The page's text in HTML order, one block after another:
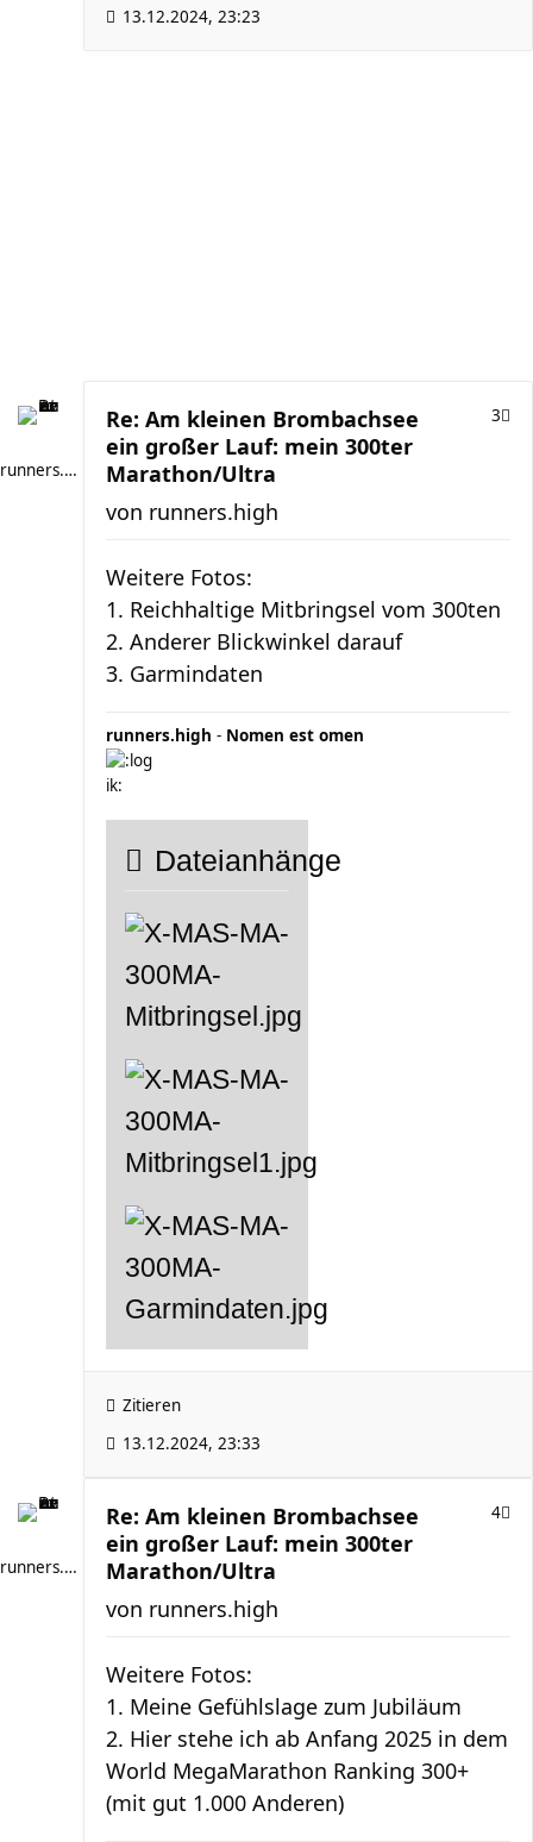
13.12.2024, 23:23
runners.high
Re: Am kleinen Brombachsee
ein großer Lauf: mein 300ter
Marathon/Ultra
3
von runners.high
Weitere Fotos:
1. Reichhaltige Mitbringsel vom 300ten
2. Anderer Blickwinkel darauf
3. Garmindaten
runners.high - Nomen est omen
Dateianhänge
Zitieren
13.12.2024, 23:33
runners.high
Re: Am kleinen Brombachsee
ein großer Lauf: mein 300ter
Marathon/Ultra
4
von runners.high
Weitere Fotos:
1. Meine Gefühlslage zum Jubiläum
2. Hier stehe ich ab Anfang 2025 in dem
World MegaMarathon Ranking 300+
(mit gut 1.000 Anderen)